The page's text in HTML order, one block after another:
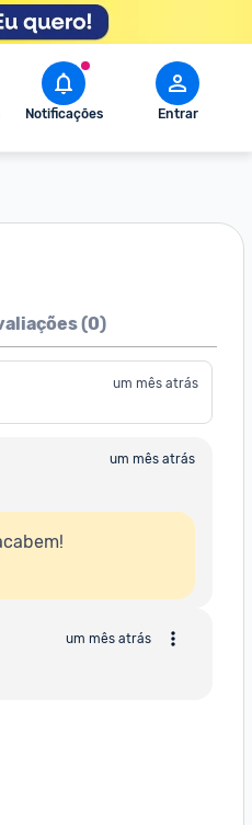
Notificações Entrar
(0)
um mês atrás
um mês atrás
um mês atrás